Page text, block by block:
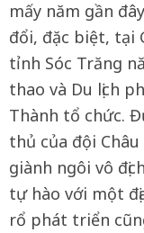
mấy năm gần
đổi, đặc biệt, tại
tỉnh Sóc Trăng
thao và Du lịch
Thành tổ chức.
thủ của đội
giành ngôi vô
tự hào với một
rổ phát triển